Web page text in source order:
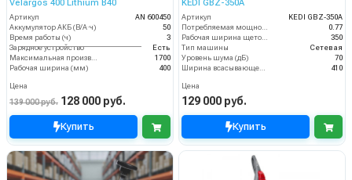
Velargos 400 Lithium B40
Артикул
AN 600450
Аккумулятор АКБ (В/А·ч)
50
Время работы (ч)
3
Зарядное устройство
Есть
Максимальная производительность (кв.м/час)
1700
Рабочая ширина (мм)
400
Цена
139 000 руб. 128 000 руб.
Купить
KEDI GBZ-350A
Артикул
KEDI GBZ-350A
Потребляемая мощность (кВт)
0.77
Рабочая ширина щеток (мм)
350
Тип машины
Сетевая
Уровень шума (дБ)
70
Ширина всасывающей балки (мм)
410
Цена
129 000 руб.
Купить